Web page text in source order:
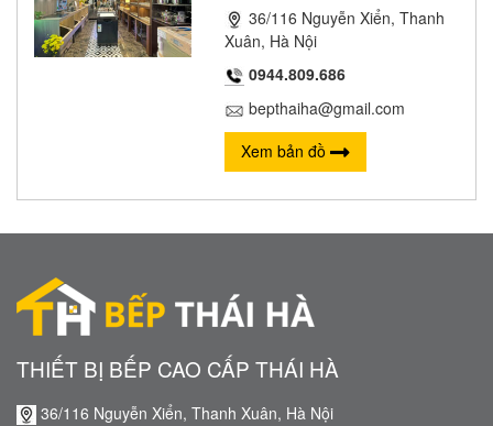
36/116 Nguyễn Xiển, Thanh
Xuân, Hà Nội
0944.809.686
bepthaiha@gmail.com
Xem bản đồ
THIẾT BỊ BẾP CAO CẤP THÁI HÀ
36/116 Nguyễn Xiển, Thanh Xuân, Hà Nội